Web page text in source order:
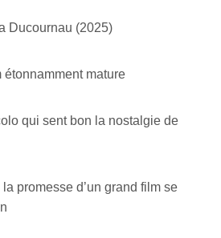
Ducournau (2025)
étonnamment mature
qui sent bon la nostalgie de
promesse d’un grand film se